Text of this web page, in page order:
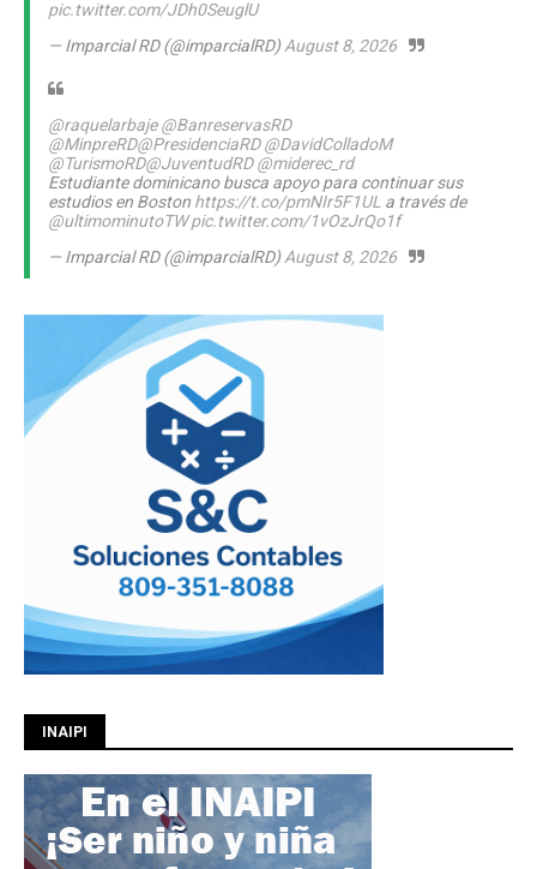
pic.twitter.com/JDh0SeuglU
— Imparcial RD (@imparcialRD)August 8, 2026
@raquelarbaje @BanreservasRD
@MinpreRD@PresidenciaRD @DavidColladoM
@TurismoRD@JuventudRD @miderec_rd
Estudiante dominicano busca apoyo para continuar sus
estudios en Boston https://t.co/pmNIr5F1UL a través de
@ultimominutoTW pic.twitter.com/1vOzJrQo1f
— Imparcial RD (@imparcialRD)August 8, 2026
INAIPI